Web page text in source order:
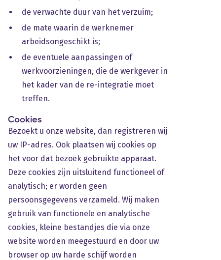
de verwachte duur van het verzuim;
de mate waarin de werknemer
arbeidsongeschikt is;
de eventuele aanpassingen of
werkvoorzieningen, die de werkgever in
het kader van de re-integratie moet
treffen.
Cookies
Bezoekt u onze website, dan registreren wij
uw IP-adres. Ook plaatsen wij cookies op
het voor dat bezoek gebruikte apparaat.
Deze cookies zijn uitsluitend functioneel of
analytisch; er worden geen
persoonsgegevens verzameld. Wij maken
gebruik van functionele en analytische
cookies, kleine bestandjes die via onze
website worden meegestuurd en door uw
browser op uw harde schijf worden